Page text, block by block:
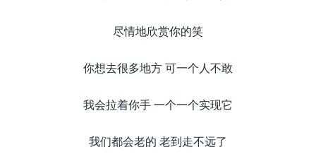
尽情地欣赏你的笑
你想去很多地方 可一个人不敢
我会拉着你手 一个一个实现它
我们都会老的 老到走不远了